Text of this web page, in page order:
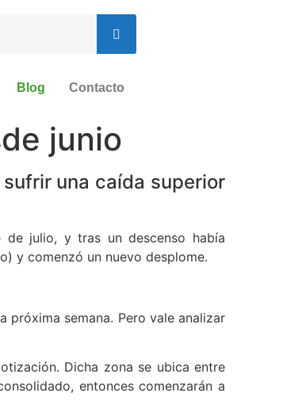
Blog Contacto
junio
una caída superior
de julio, y tras un descenso había
y comenzó un nuevo desplome.
próxima semana. Pero vale analizar
Dicha zona se ubica entre
entonces comenzarán a